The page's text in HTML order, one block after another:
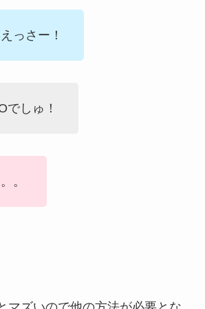
っさー！
でしゅ！
。